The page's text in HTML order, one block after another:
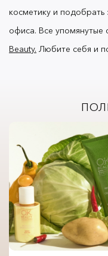
косметику и
офиса. Все упомянутые
Beauty. Любите себя и